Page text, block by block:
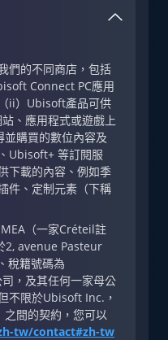
們的不同商店，包括
Connect PC應用
ii）Ubisoft產品可供
、應用程式或遊戲上
並購買的數位內容及
Ubisoft+ 等訂閱服
下載的內容、例如季
件、定制元素（下稱
（一家Créteil註
2, avenue Pasteur
稅籍號碼為
，及其任何一家母公
不限於Ubisoft Inc.，
之間的契約，您可以
tw/contact#zh-tw